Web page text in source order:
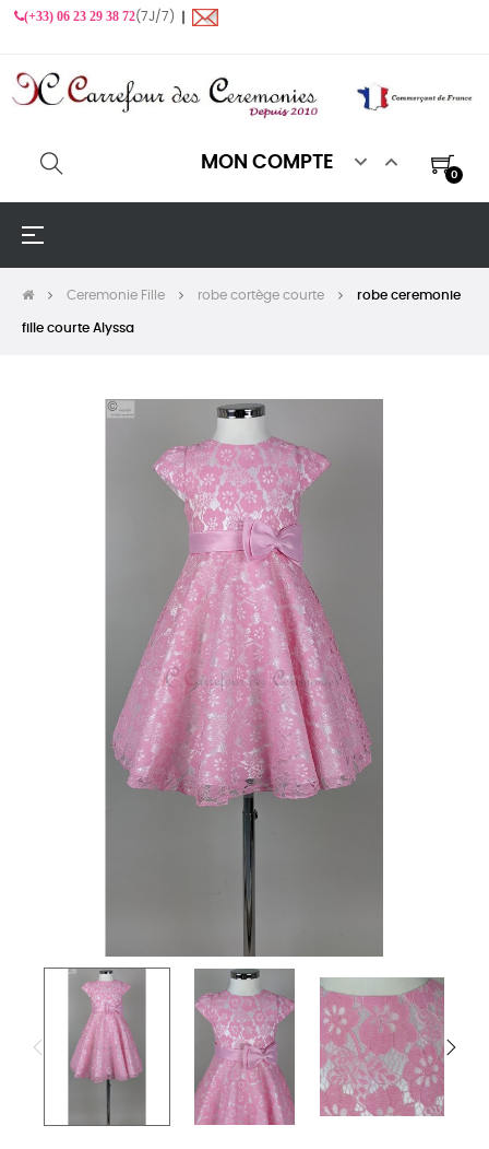
(+33) 06 23 29 38 72(7J/7) ❙
MON COMPTE  
0
Basculer
☰
Ceremonie Fille robe cortège courte robe ceremonie
fille courte Alyssa